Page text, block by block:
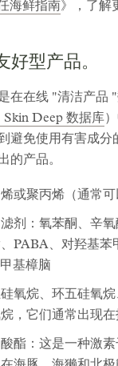
海鲜指南》，了解
好型产品。
在在线 "清洁产品
Deep 数据库
避免使用有害成分
的产品。
或聚丙烯（通常可
剂：氧苯酮、辛氧
PABA、对羟基苯
基樟脑
氧烷、环五硅氧
，它们通常出现
酯：这是一种激